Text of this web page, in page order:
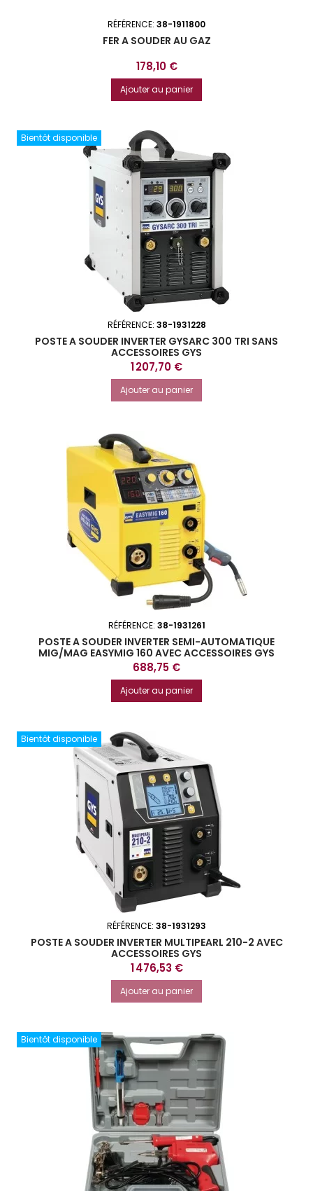
RÉFÉRENCE: 38-1911800
FER A SOUDER AU GAZ
Prix
178,10 €
Ajouter au panier
Bientôt disponible
RÉFÉRENCE: 38-1931228
POSTE A SOUDER INVERTER GYSARC 300 TRI SANS
ACCESSOIRES GYS
Prix
1 207,70 €
Ajouter au panier
RÉFÉRENCE: 38-1931261
POSTE A SOUDER INVERTER SEMI-AUTOMATIQUE
MIG/MAG EASYMIG 160 AVEC ACCESSOIRES GYS
Prix
688,75 €
Ajouter au panier
Bientôt disponible
RÉFÉRENCE: 38-1931293
POSTE A SOUDER INVERTER MULTIPEARL 210-2 AVEC
ACCESSOIRES GYS
Prix
1 476,53 €
Ajouter au panier
Bientôt disponible